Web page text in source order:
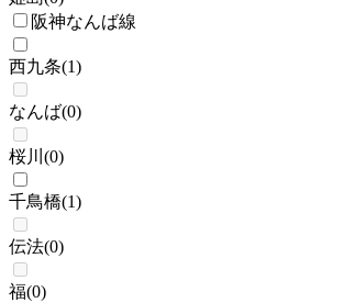
阪神なんば線
西九条(1)
なんば(0)
桜川 (0)
千鳥橋(1)
伝法(0)
福(0)